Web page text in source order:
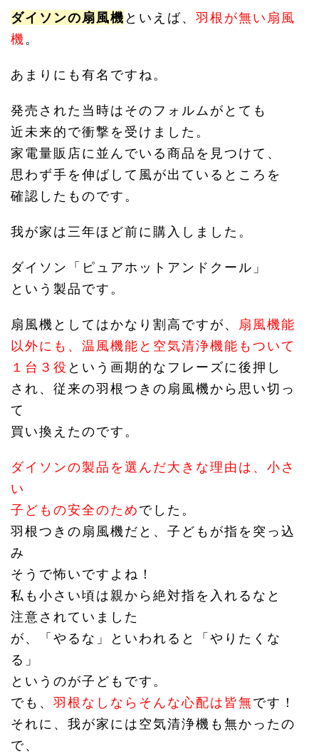
ダイソンの扇風機 といえば、 羽根が無い扇風
機 。
あまりにも有名ですね。
発売された当時はそのフォルムがとても
近未来的で衝撃を受けました。
家電量販店に並んでいる商品を見つけて、
思わず手を伸ばして風が出ているところを
確認したものです。
我が家は三年ほど前に購入しました。
ダイソン「ピュアホットアンドクール」
という製品です。
扇風機としてはかなり割高ですが、 扇風機能
以外にも、温風機能と空気清浄機能もついて
１台３役 という画期的なフレーズに後押し
され、従来の羽根つきの扇風機から思い切っ
て
買い換えたのです。
ダイソンの製品を選んだ大きな理由は、小さ
い
子どもの安全のためでした。
羽根つきの扇風機だと、子どもが指を突っ込
み
そうで怖いですよね！
私も小さい頃は親から絶対指を入れるなと
注意されていました
が、「やるな」といわれると「やりたくな
る」
というのが子どもです。
でも、 羽根なしならそんな心配は皆無です！
それに、我が家には空気清浄機も無かったの
で、